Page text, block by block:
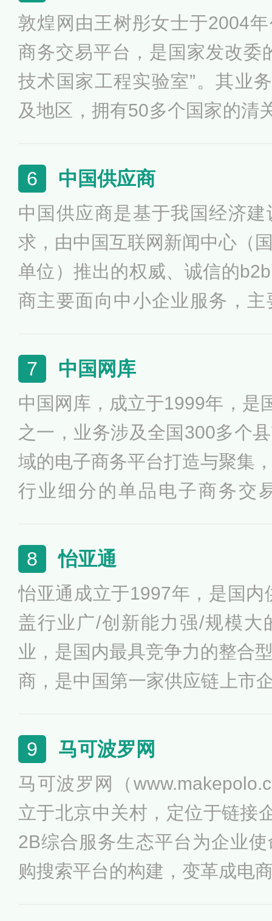
敦煌网由王树彤女士于2004
商务交易平台，是国家发改委
技术国家工程实验室”。其业
及地区，拥有50多个国家的清
企业在关检、物流、支付、金
伙伴，打造了集相关服务于一
贸闭环模式，极大降低中小
槛。
6 中国供应商
中国供应商是基于我国经济
求，由中国互联网新闻中心（
单位）推出的权威、诚信的
商主要面向中小企业服务，
名企访谈、商业资讯、商人工
7 中国网库
中国网库，成立于1999年，是
之一，业务涉及全国300多个
域的电子商务平台打造与聚集
行业细分的单品电子商务交
供应链金融创新奖”等荣誉。
8 怡亚通
怡亚通成立于1997年，是国
盖行业广/创新能力强/规模大
业，是国内最具竞争力的整合
商，是中国第一家供应链上市
队规模的五个第一。其荣获
强”、“中国快消品B2B企业十
强”等荣誉。
9 马可波罗网
马可波罗网（
立于北京中关村，定位于链接
2B综合服务生态平台为企业
购搜索平台的构建，变革成电